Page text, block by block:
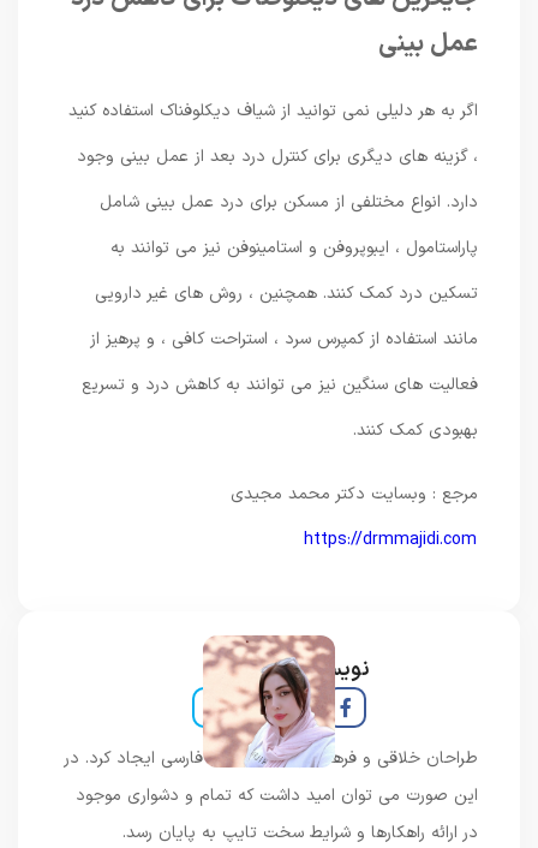
عمل بینی
اگر به هر دلیلی نمی ‌توانید از شیاف دیکلوفناک استفاده کنید
، گزینه ‌های دیگری برای کنترل درد بعد از عمل بینی وجود
دارد. انواع مختلفی از مسکن برای درد عمل بینی شامل
پاراستامول ، ایبوپروفن و استامینوفن نیز می‌ توانند به
تسکین درد کمک کنند. همچنین ، روش‌ های غیر دارویی
مانند استفاده از کمپرس سرد ، استراحت کافی ، و پرهیز از
فعالیت ‌های سنگین نیز می‌ توانند به کاهش درد و تسریع
بهبودی کمک کنند.
مرجع : وبسایت دکتر محمد مجیدی
https://drmmajidi.com
نویسنده و خبرنگار
طراحان خلاقی و فرهنگ پیشرو در زبان فارسی ایجاد کرد. در
این صورت می توان امید داشت که تمام و دشواری موجود
در ارائه راهکارها و شرایط سخت تایپ به پایان رسد.